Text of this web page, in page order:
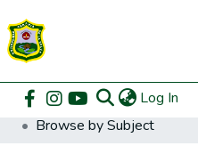
Log In
Communities & Collections
All of DSpace
Home Posgrado
Browse by Subject